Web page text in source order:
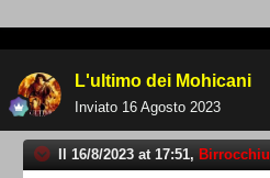
L'ultimo dei Mohicani
Inviato 16 Agosto 2023
Il 16/8/2023 at 17:51, Birrocchiu